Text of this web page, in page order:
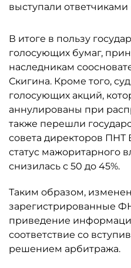
выступали
В итоге в пользу
голосующих бумаг,
наследникам
Скигина. Кроме того,
голосующих акций,
аннулированы при
также перешли
совета директоров ПНТ
статус мажоритарного
снизилась с 50 до 45%.
Таким образом,
зарегистрированные
приведение
соответствие со
решением арбитража.